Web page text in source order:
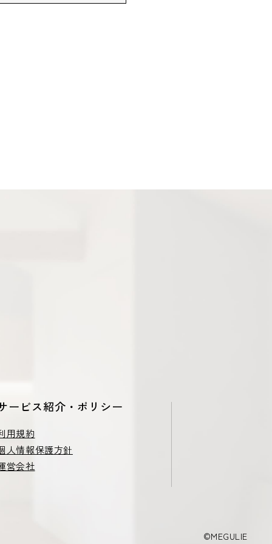
ービス紹介・ポリシー
用規約
人情報保護方針
営会社
©MEGULIE